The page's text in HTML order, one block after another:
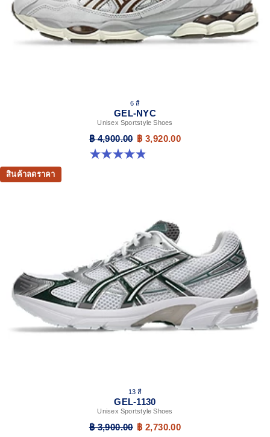
6 สี
GEL-NYC
Unisex Sportstyle Shoes
฿ 4,900.00 ฿ 3,920.00
4.8 จาก 5 ดาว 1672 รีวิว
สินค้าลดราคา
13 สี
GEL-1130
Unisex Sportstyle Shoes
฿ 3,900.00 ฿ 2,730.00